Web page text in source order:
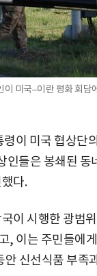
미국–이란 평화 회담
이 미국 협상단
인들은 봉쇄된 동
다.
이 시행한 광범
, 이는 주민들에
신선식품 부족